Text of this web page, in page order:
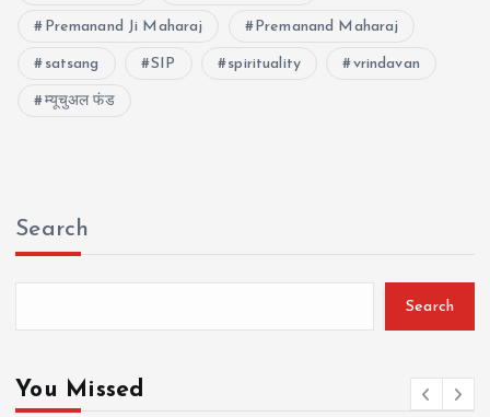
Premanand Ji Maharaj Premanand Maharaj
satsang SIP spirituality vrindavan
म्यूचुअल फंड
Search
Search
You Missed